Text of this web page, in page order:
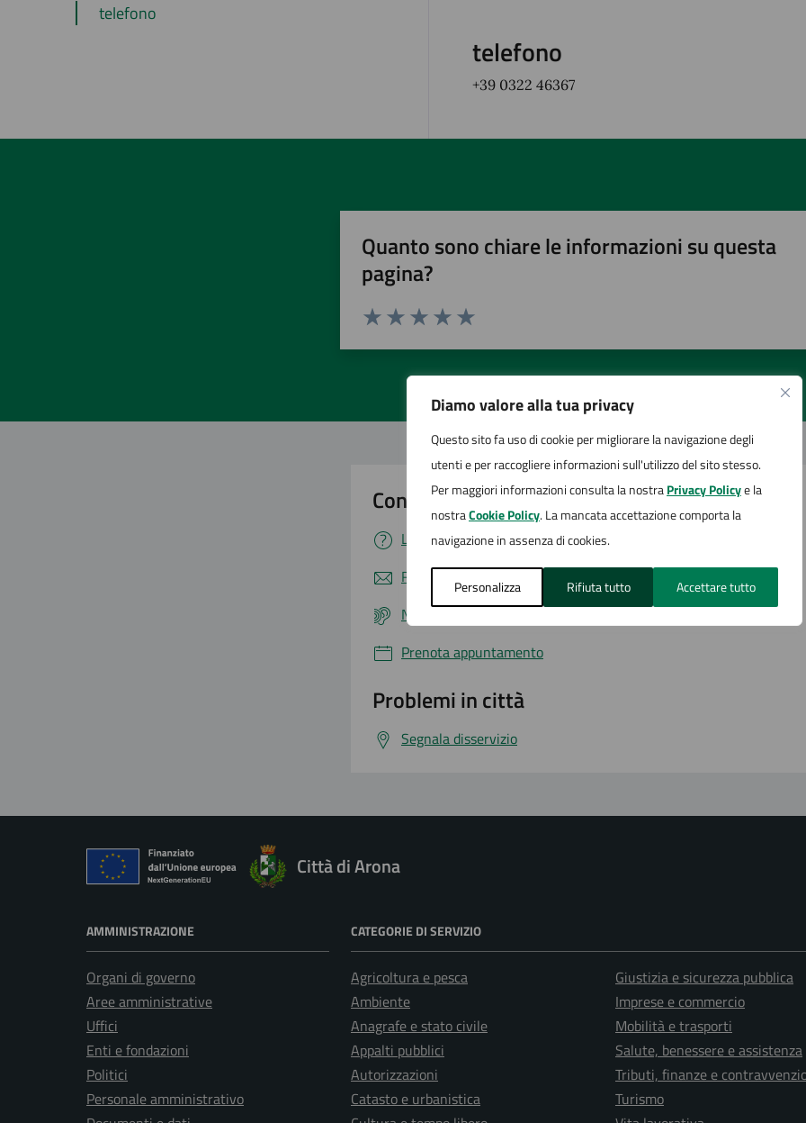
Diamo valore alla tua privacy
Questo sito fa uso di cookie per migliorare la navigazione degli
utenti e per raccogliere informazioni sull'utilizzo del sito stesso.
Per maggiori informazioni consulta la nostraPrivacy Policye la
nostraCookie Policy. La mancata accettazione comporta la
navigazione in assenza di cookies.
Personalizza Rifiuta tutto Accettare tutto
telefono
telefono
+39 0322 46367
Quanto sono chiare le informazioni su questa
pagina?
Contatta il comune
Leggi le domande frequenti
Richiedi assistenza
Numero verde
Prenota appuntamento
Problemi in città
Segnala disservizio
Città di Arona
AMMINISTRAZIONE
Organi di governo
Aree amministrative
Uffici
Enti e fondazioni
Politici
Personale amministrativo
CATEGORIE DI SERVIZIO
Agricoltura e pesca
Ambiente
Anagrafe e stato civile
Appalti pubblici
Autorizzazioni
Catasto e urbanistica
Giustizia e sicurezza pubblica
Imprese e commercio
Mobilità e trasporti
Salute, benessere e assistenza
Tributi, finanze e
Turismo